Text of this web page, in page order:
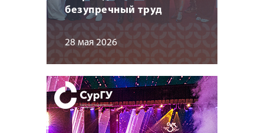
безупречный труд
28 мая 2026